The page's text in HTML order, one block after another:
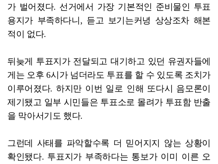
가 벌어졌다. 선거에서 가장 기본적인 준비물인 투표
용지가 부족하다니, 듣고 보기는커녕 상상조차 해본
적이 없다.
뒤늦게 투표지가 전달되고 대기하고 있던 유권자들에
게는 오후 6시가 넘더라도 투표를 할 수 있도록 조치가
이루어졌다. 하지만 이번 일로 인해 또다시 음모론이
제기됐고 일부 시민들은 투표소로 몰려가 투표함 반출
을 막아서기도 했다.
그런데 사태를 파악할수록 더 믿어지지 않는 상황이
확인됐다. 투표지가 부족하다는 통보가 이미 이른 오